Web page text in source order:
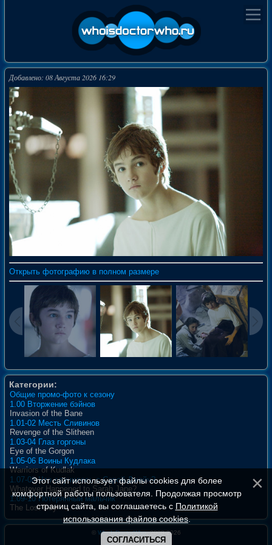
Добавлено: 08 Августа 2026 16:29
Открыть фотографию в полном размере
Категории:
Общие промо-фото к сезону
1.00 Вторжение бэйнов
Invasion of the Bane
1.01-02 Месть Сливинов
Revenge of the Slitheen
1.03-04 Глаз горгоны
Eye of the Gorgon
1.05-06 Воины Кудлака
Warriors of Kudlak
1.07-08 Что случилось с Сарой Джейн?
Whatever Happened to Sarah Jane?
1.09-10 Потерянный мальчик
The Lost Boy
© WhoIsDoctorWho, 2008-2026
Этот сайт использует файлы cookies для более
комфортной работы пользователя. Продолжая просмотр
страниц сайта, вы соглашаетесь с Политикой
использования файлов cookies.
СОГЛАСИТЬСЯ